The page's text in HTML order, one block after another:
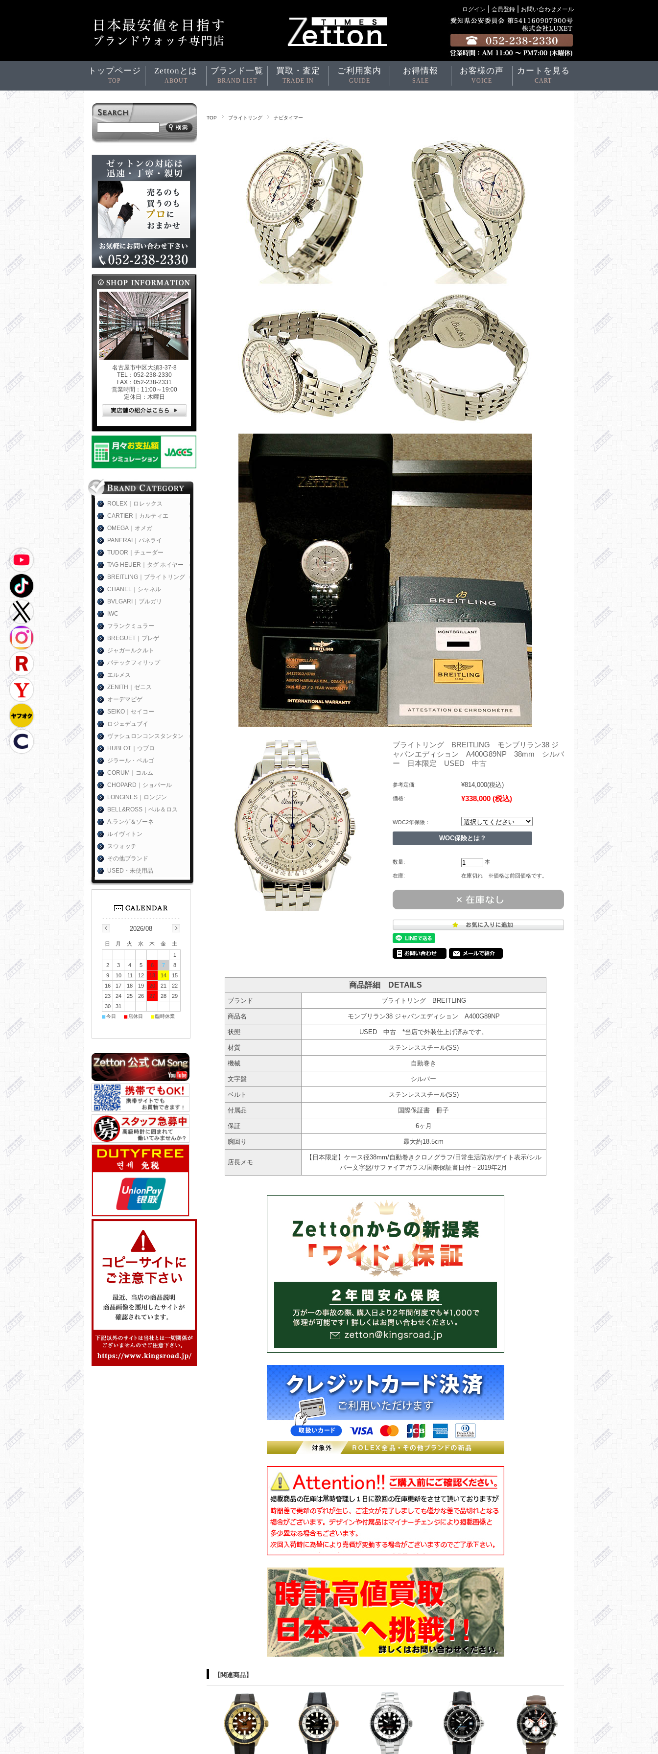
ログイン 会員登録 お問い合わせメール
トップページ
TOP
Zettonとは
ABOUT
ブランド一覧
BRAND LIST
買取・査定
TRADE IN
ご利用案内
GUIDE
お得情報
SALE
お客様の声
VOICE
カートを見る
CART
TOP ブライトリング ナビタイマー
ブライトリング BREITLING モンブリラン38 ジ
ャパンエディション A400G89NP 38mm シルバ
ー 日本限定 USED 中古
参考定価: ¥814,000(税込)
価格: ¥338,000 (税込)
WOC2年保険：
WOC保険とは？
数量: 本
在庫: 在庫切れ ※価格は前回価格です。
商品詳細 DETAILS
ブランド ブライトリング BREITLING
商品名 モンブリラン38 ジャパンエディション A400G89NP
状態 USED 中古 *当店で外装仕上げ済みです。
材質 ステンレススチール(SS)
機械 自動巻き
文字盤 シルバー
ベルト ステンレススチール(SS)
付属品 国際保証書 冊子
保証 6ヶ月
腕回り 最大約18.5cm
店長メモ
【日本限定】ケース径38mm/自動巻きクロノグラフ/日常生活防水/デイト表示/シル
バー文字盤/サファイアガラス/国際保証書日付－2019年2月
【関連商品】
名古屋市中区大須3-37-8
TEL：052-238-2330
FAX：052-238-2331
営業時間：11:00～19:00
定休日：木曜日
ROLEX｜ロレックス
CARTIER｜カルティエ
OMEGA｜オメガ
PANERAI｜パネライ
TUDOR｜チューダー
TAG HEUER｜タグ ホイヤー
BREITLING｜ブライトリング
CHANEL｜シャネル
BVLGARI｜ブルガリ
IWC
フランクミュラー
BREGUET｜ブレゲ
ジャガールクルト
パテックフィリップ
エルメス
ZENITH｜ゼニス
オーデマピゲ
SEIKO｜セイコー
ロジェデュブイ
ヴァシュロンコンスタンタン
HUBLOT｜ウブロ
ジラール・ペルゴ
CORUM｜コルム
CHOPARD｜ショパール
LONGINES｜ロンジン
BELL&ROSS｜ベル＆ロス
A.ランゲ＆ゾーネ
ルイヴィトン
スウォッチ
その他ブランド
USED・未使用品
2026/08
日 月 火 水 木 金
土
1
2
3 4 5 6 7
8
9
10 11 12 13 14
15
16
17 18 19 20 21
22
23
24 25 26 27 28
29
30
31
■今日 ■ 店休日 ■臨時休業